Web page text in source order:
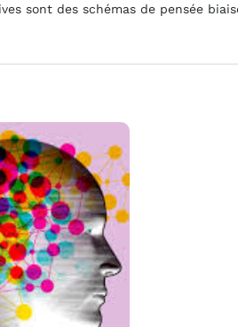
sont des schémas de pensée